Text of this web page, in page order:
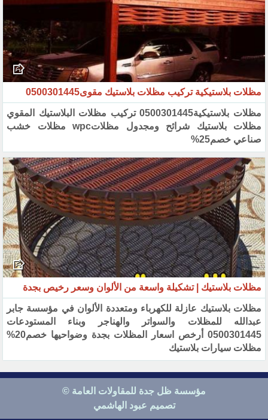
مظلات بلاستيكية تركيب مظلات بلاستيك مقوى0500301445
مظلات بلاستيكية0500301445 تركيب مظلات البلاستيك المقوي
مظلات بلاستيك شرائح ومجدول مظلاتwpc‏ مظلات خشب
صناعي خصم25%
مظلات بلاستيك | تشكيلة واسعة من الألوان وسعر رخيص بجدة
مظلات بلاستيك عازلة للكهرباء ومتعددة الألوان في مؤسسة جابر
عبدالله للمظلات والسواتر والهناجر وبناء المستودعات
0500301445 أرخص اسعار المظلات بجدة وضواحيها خصم20%
مظلات سيارات بلاستيك
مؤسسة ظل جدة للمقاولات العامة ©
تصميم عبود الهاشمي